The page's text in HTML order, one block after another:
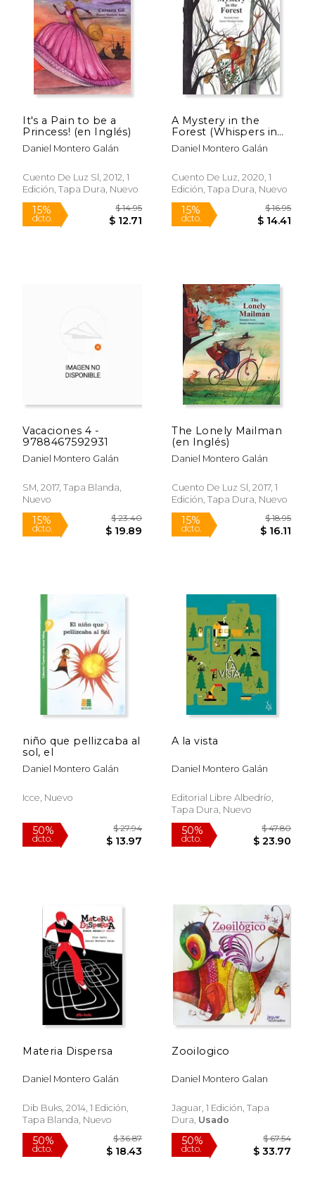
15%
dcto.
$ 12.95 15%
dcto.
It's a Pain to be a
Princess! (en Inglés)
Daniel Montero Galán
Cuento De Luz Sl, 2012, 1
Edición, Tapa Dura, Nuevo
dcto.
A Mystery in the
Forest (Whispers in
the Forest) (en
Inglés)
Daniel Montero Galán
Cuento De Luz, 2020, 1
Edición, Tapa Dura, Nuevo
dcto.
Vacaciones 4 -
9788467592931
Daniel Montero Galán
SM, 2017, Tapa Blanda,
Nuevo
15%
dcto. $ 19.89
The Lonely Mailman
(en Inglés)
Daniel Montero Galán
Cuento De Luz Sl, 2017, 1
Edición, Tapa Dura, Nuevo
15%
dcto. $
niño que pellizcaba al
sol, el
Daniel Montero Galán
Icce, Nuevo
A la vista
Daniel Montero Galán
Editorial Libre Albedrío,
Tapa Dura, Nuevo
Materia Dispersa
Daniel Montero Galán
Dib Buks, 2014, 1 Edición,
Tapa Blanda, Nuevo
Zooilogico
Daniel Montero Galan
Jaguar, 1 Edición, Tapa
Dura, Usado